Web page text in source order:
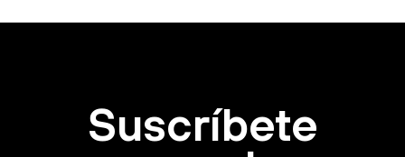
Suscríbete